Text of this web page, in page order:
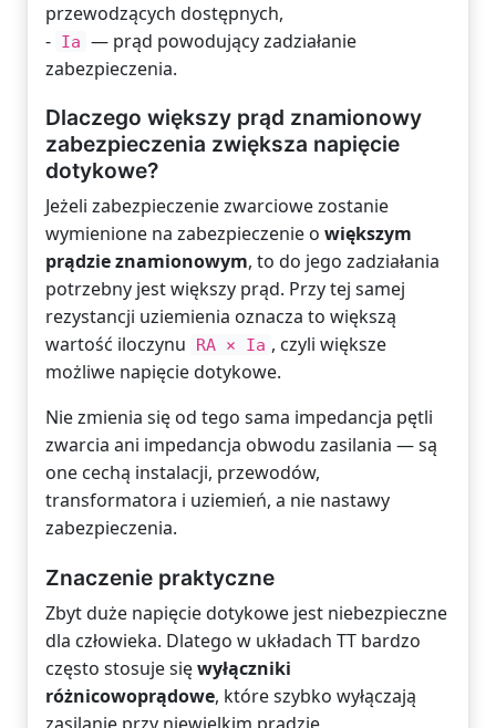
przewodzących dostępnych,
- Ia — prąd powodujący zadziałanie
zabezpieczenia.
Dlaczego większy prąd znamionowy
zabezpieczenia zwiększa napięcie
dotykowe?
Jeżeli zabezpieczenie zwarciowe zostanie
wymienione na zabezpieczenie o większym
prądzie znamionowym, to do jego zadziałania
potrzebny jest większy prąd. Przy tej samej
rezystancji uziemienia oznacza to większą
wartość iloczynu
RA × Ia , czyli większe
możliwe napięcie dotykowe.
Nie zmienia się od tego sama impedancja pętli
zwarcia ani impedancja obwodu zasilania — są
one cechą instalacji, przewodów,
transformatora i uziemień, a nie nastawy
zabezpieczenia.
Znaczenie praktyczne
Zbyt duże napięcie dotykowe jest niebezpieczne
dla człowieka. Dlatego w układach TT bardzo
często stosuje sięwyłączniki
różnicowoprądowe, które szybko wyłączają
zasilanie przy niewielkim prądzie